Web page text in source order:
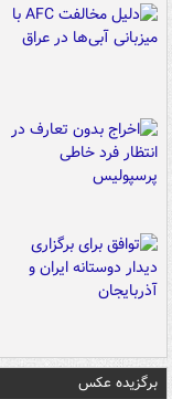
برگزیده عکس